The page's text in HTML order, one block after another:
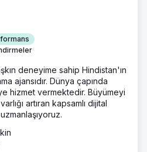
deneyime sahip Hindistan'ın
ajansıdır. Dünya çapında
hizmet vermektedir. Büyümeyi
artıran kapsamlı dijital